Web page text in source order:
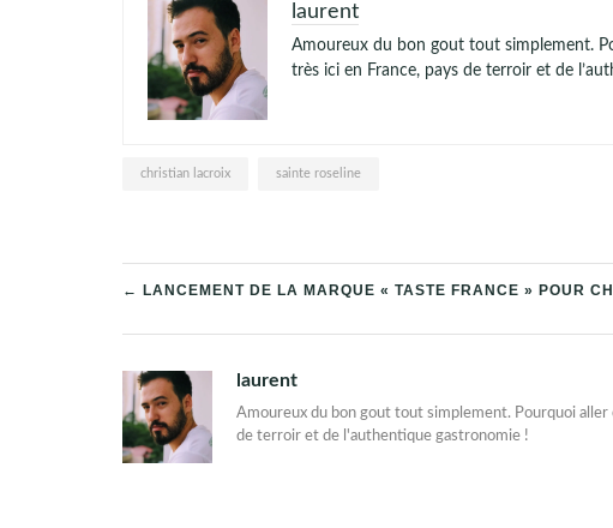
laurent
Amoureux du bon gout tout simplement.
très ici en France, pays de terroir et de
christian lacroix sainte roseline
NAVIGATION
L’ARTICLE
← LANCEMENT DE LA MARQUE « TASTE FRANCE » POUR
laurent
Amoureux du bon gout tout simplement. Pourquoi aller
de terroir et de l'authentique gastronomie !